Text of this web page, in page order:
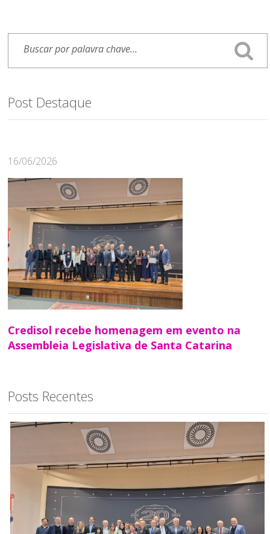
Post Destaque
16/06/2026
Credisol recebe homenagem em evento na
Assembleia Legislativa de Santa Catarina
Posts Recentes